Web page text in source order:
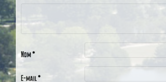
Nom*
E-mail *